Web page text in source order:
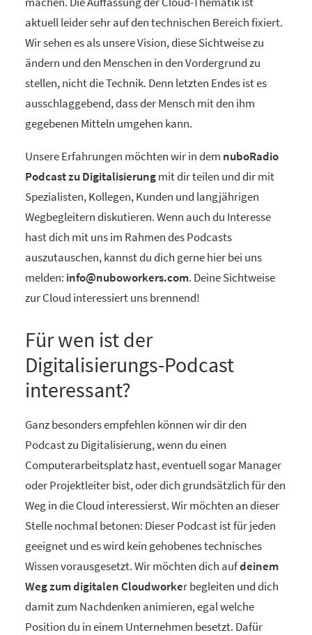
aktuell leider sehr auf den technischen Bereich fixiert.
Wir sehen es als unsere Vision, diese Sichtweise zu
ändern und den Menschen in den Vordergrund zu
stellen, nicht die Technik. Denn letzten Endes ist es
ausschlaggebend, dass der Mensch mit den ihm
gegebenen Mitteln umgehen kann.
Unsere Erfahrungen möchten wir in dem nuboRadio
Podcast zu Digitalisierungmit dir teilen und dir mit
Spezialisten, Kollegen, Kunden und langjährigen
Wegbegleitern diskutieren. Wenn auch du Interesse
hast dich mit uns im Rahmen des Podcasts
auszutauschen, kannst du dich gerne hier bei uns
melden: info@nuboworkers.com. Deine Sichtweise
zur Cloud interessiert uns brennend!
Für wen ist der
Digitalisierungs-Podcast
interessant?
Ganz besonders empfehlen können wir dir den
Podcast zu Digitalisierung, wenn du einen
Computerarbeitsplatz hast, eventuell sogar Manager
oder Projektleiter bist, oder dich grundsätzlich für den
Weg in die Cloud interessierst. Wir möchten an dieser
Stelle nochmal betonen: Dieser Podcast ist für jeden
geeignet und es wird kein gehobenes technisches
Wissen vorausgesetzt. Wir möchten dich aufdeinem
Weg zum digitalen Cloudworker begleiten und dich
damit zum Nachdenken animieren, egal welche
Position du in einem Unternehmen besetzt. Dafür